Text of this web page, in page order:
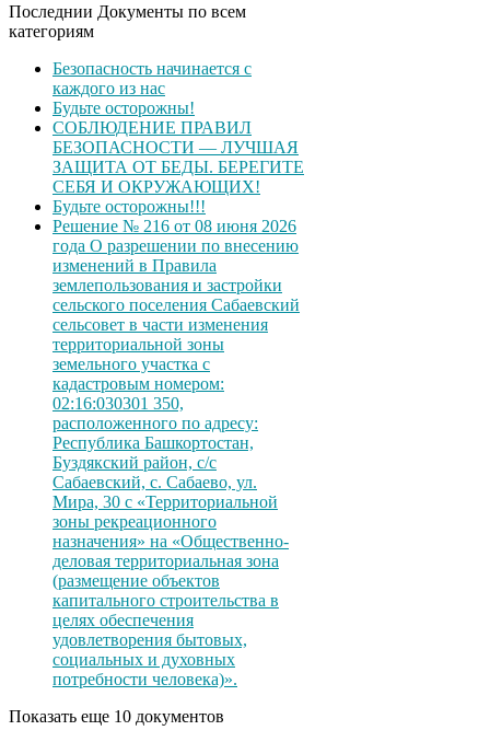
Последнии Документы по всем
категориям
Безопасность начинается с
каждого из нас
Будьте осторожны!
СОБЛЮДЕНИЕ ПРАВИЛ
БЕЗОПАСНОСТИ — ЛУЧШАЯ
ЗАЩИТА ОТ БЕДЫ. БЕРЕГИТЕ
СЕБЯ И ОКРУЖАЮЩИХ!
Будьте осторожны!!!
Решение № 216 от 08 июня 2026
года О разрешении по внесению
изменений в Правила
землепользования и застройки
сельского поселения Сабаевский
сельсовет в части изменения
территориальной зоны
земельного участка с
кадастровым номером:
02:16:030301 350,
расположенного по адресу:
Республика Башкортостан,
Буздякский район, с/с
Сабаевский, с. Сабаево, ул.
Мира, 30 с «Территориальной
зоны рекреационного
назначения» на «Общественно-
деловая территориальная зона
(размещение объектов
капитального строительства в
целях обеспечения
удовлетворения бытовых,
социальных и духовных
потребности человека)».
Показать еще 10 документов